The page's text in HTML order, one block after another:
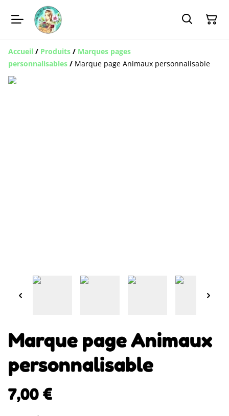
Accueil / Produits / Marques pages
personnalisables / Marque page Animaux personnalisable
Marque page Animaux
personnalisable
7,00 €